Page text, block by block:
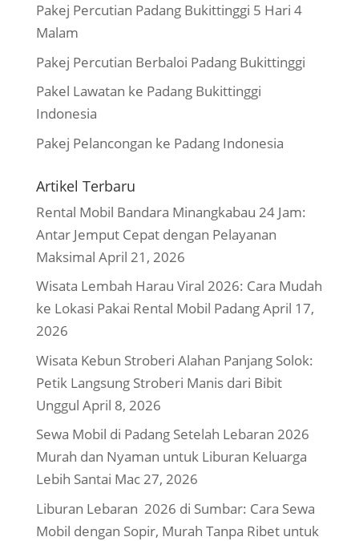
Pakej Percutian Padang Bukittinggi 5 Hari 4
Malam
Pakej Percutian Berbaloi Padang Bukittinggi
Pakel Lawatan ke Padang Bukittinggi
Indonesia
Pakej Pelancongan ke Padang Indonesia
Artikel Terbaru
Rental Mobil Bandara Minangkabau 24 Jam:
Antar Jemput Cepat dengan Pelayanan
Maksimal April 21, 2026
Wisata Lembah Harau Viral 2026: Cara Mudah
ke Lokasi Pakai Rental Mobil PadangApril 17,
2026
Wisata Kebun Stroberi Alahan Panjang Solok:
Petik Langsung Stroberi Manis dari Bibit
Unggul April 8, 2026
Sewa Mobil di Padang Setelah Lebaran 2026
Murah dan Nyaman untuk Liburan Keluarga
Lebih Santai Mac 27, 2026
Liburan Lebaran 2026 di Sumbar: Cara Sewa
Mobil dengan Sopir, Murah Tanpa Ribet untuk